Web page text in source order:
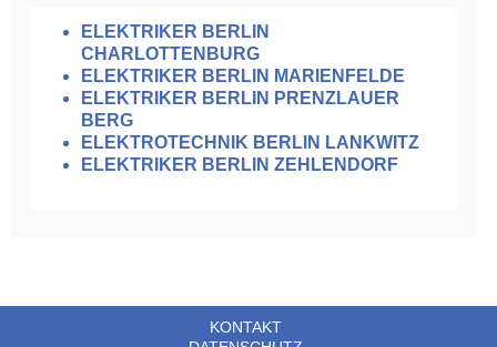
ELEKTRIKER BERLIN
CHARLOTTENBURG
ELEKTRIKER BERLIN MARIENFELDE
ELEKTRIKER BERLIN PRENZLAUER
BERG
ELEKTROTECHNIK BERLIN LANKWITZ
ELEKTRIKER BERLIN ZEHLENDORF
KONTAKT